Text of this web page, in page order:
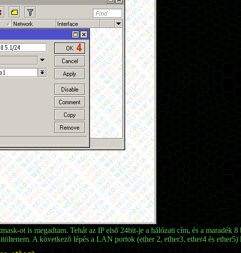
ot is megadtam. Tehát az IP elsõ 24bit-je a hálózati cím, és a maradék
A következõ lépés a LAN portok (ether 2, ether3, ether4 és ether5)